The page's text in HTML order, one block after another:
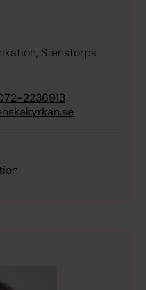
Stenstorps
2236913